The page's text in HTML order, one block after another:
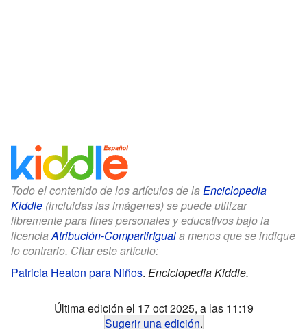
Todo el contenido de los artículos de la Enciclopedia
Kiddle (incluidas las imágenes) se puede utilizar
libremente para fines personales y educativos bajo la
licenciaAtribución-CompartirIguala menos que se indique
lo contrario. Citar este artículo:
Patricia Heaton para Niños. Enciclopedia Kiddle.
Última edición el 17 oct 2025, a las 11:19
Sugerir una edición.